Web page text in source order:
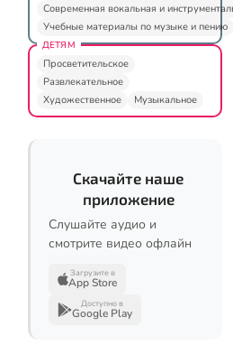
Современная вокальная и
Учебные материалы по музыке и пению
ДЕТЯМ
Просветительское
Развлекательное
Художественное
Музыкальное
Скачайте наше
приложение
Слушайте аудио и
смотрите видео офлайн
Загрузите в
App Store
Доступно в
Google Play